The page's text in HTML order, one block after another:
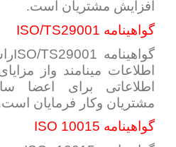
افزایش مشتریان است.
گواهینامه ISO/TS29001
گواهینامه ISO/TS29001
اطلاعات مینامند واز
اطلاعاتی برای اعضا
مشتریان وکار فرمایان
گواهینامه ISO 10015